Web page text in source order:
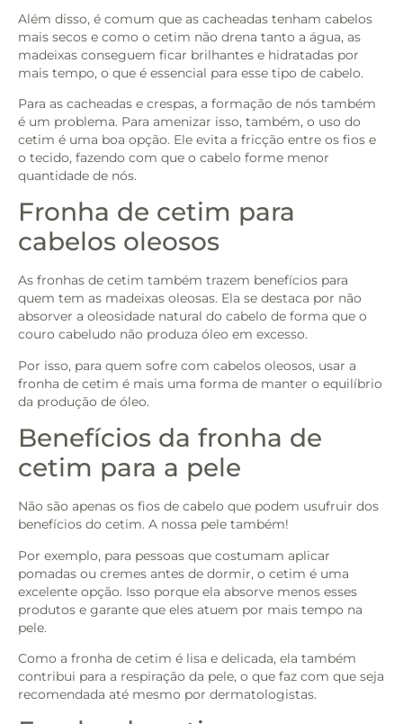
Além disso, é comum que as cacheadas tenham cabelos
mais secos e como o cetim não drena tanto a água, as
madeixas conseguem ficar brilhantes e hidratadas por
mais tempo, o que é essencial para esse tipo de cabelo.
Para as cacheadas e crespas, a formação de nós também
é um problema. Para amenizar isso, também, o uso do
cetim é uma boa opção. Ele evita a fricção entre os fios e
o tecido, fazendo com que o cabelo forme menor
quantidade de nós.
Fronha de cetim para
cabelos oleosos
As fronhas de cetim também trazem benefícios para
quem tem as madeixas oleosas. Ela se destaca por não
absorver a oleosidade natural do cabelo de forma que o
couro cabeludo não produza óleo em excesso.
Por isso, para quem sofre com cabelos oleosos, usar a
fronha de cetim é mais uma forma de manter o equilíbrio
da produção de óleo.
Benefícios da fronha de
cetim para a pele
Não são apenas os fios de cabelo que podem usufruir dos
benefícios do cetim. A nossa pele também!
Por exemplo, para pessoas que costumam aplicar
pomadas ou cremes antes de dormir, o cetim é uma
excelente opção. Isso porque ela absorve menos esses
produtos e garante que eles atuem por mais tempo na
pele.
Como a fronha de cetim é lisa e delicada, ela também
contribui para a respiração da pele, o que faz com que seja
recomendada até mesmo por dermatologistas.